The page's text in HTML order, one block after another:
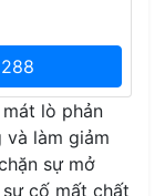
lò phản
và làm giảm
sự mở
cố mất chất